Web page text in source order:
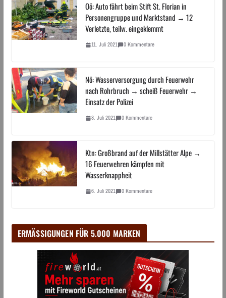
Oö: Auto fährt beim Stift St. Florian in
Personengruppe und Marktstand → 12
Verletzte, teilw. eingeklemmt
11. Juli 2021 0 Kommentare
Nö: Wasserversorgung durch Feuerwehr
nach Rohrbruch → scheiß Feuerwehr →
Einsatz der Polizei
8. Juli 2021 0 Kommentare
Ktn: Großbrand auf der Millstätter Alpe →
16 Feuerwehren kämpfen mit
Wasserknappheit
6. Juli 2021 0 Kommentare
ERMÄSSIGUNGEN FÜR 5.000 MARKEN